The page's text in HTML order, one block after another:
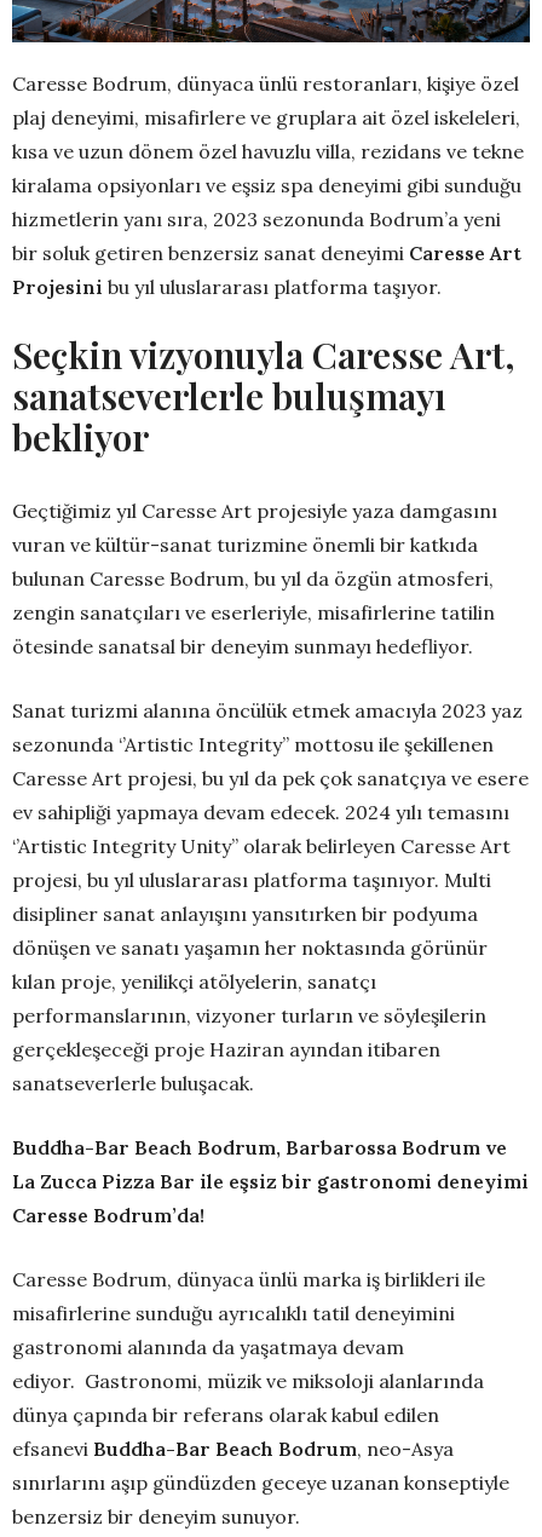
Caresse Bodrum, dünyaca ünlü restoranları, kişiye özel
plaj deneyimi, misafirlere ve gruplara ait özel iskeleleri,
kısa ve uzun dönem özel havuzlu villa, rezidans ve tekne
kiralama opsiyonları ve eşsiz spa deneyimi gibi sunduğu
hizmetlerin yanı sıra, 2023 sezonunda Bodrum’a yeni
bir soluk getiren benzersiz sanat deneyimi Caresse Art
Projesini bu yıl uluslararası platforma taşıyor.
Seçkin vizyonuyla Caresse Art,
sanatseverlerle buluşmayı
bekliyor
Geçtiğimiz yıl Caresse Art projesiyle yaza damgasını
vuran ve kültür-sanat turizmine önemli bir katkıda
bulunan Caresse Bodrum, bu yıl da özgün atmosferi,
zengin sanatçıları ve eserleriyle, misafirlerine tatilin
ötesinde sanatsal bir deneyim sunmayı hedefliyor.
Sanat turizmi alanına öncülük etmek amacıyla 2023 yaz
sezonunda ‘’Artistic Integrity’’ mottosu ile şekillenen
Caresse Art projesi, bu yıl da pek çok sanatçıya ve esere
ev sahipliği yapmaya devam edecek. 2024 yılı temasını
‘’Artistic Integrity Unity’’ olarak belirleyen Caresse Art
projesi, bu yıl uluslararası platforma taşınıyor. Multi
disipliner sanat anlayışını yansıtırken bir podyuma
dönüşen ve sanatı yaşamın her noktasında görünür
kılan proje, yenilikçi atölyelerin, sanatçı
performanslarının, vizyoner turların ve söyleşilerin
gerçekleşeceği proje Haziran ayından itibaren
sanatseverlerle buluşacak.
Buddha-Bar Beach Bodrum, Barbarossa Bodrum ve
La Zucca Pizza Bar ile eşsiz bir gastronomi deneyimi
Caresse Bodrum’da!
Caresse Bodrum, dünyaca ünlü marka iş birlikleri ile
misafirlerine sunduğu ayrıcalıklı tatil deneyimini
gastronomi alanında da yaşatmaya devam
ediyor. Gastronomi, müzik ve miksoloji alanlarında
dünya çapında bir referans olarak kabul edilen
efsanevi Buddha-Bar Beach Bodrum, neo-Asya
sınırlarını aşıp gündüzden geceye uzanan konseptiyle
benzersiz bir deneyim sunuyor.